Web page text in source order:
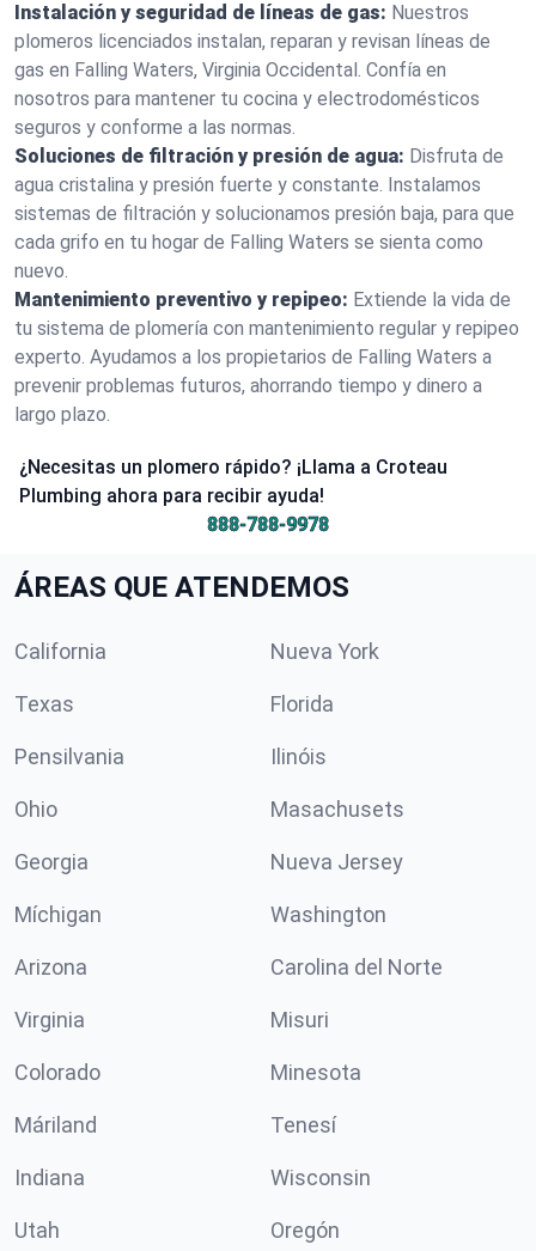
Instalación y seguridad de líneas de gas: Nuestros
plomeros licenciados instalan, reparan y revisan líneas de
gas en Falling Waters, Virginia Occidental. Confía en
nosotros para mantener tu cocina y electrodomésticos
seguros y conforme a las normas.
Soluciones de filtración y presión de agua: Disfruta de
agua cristalina y presión fuerte y constante. Instalamos
sistemas de filtración y solucionamos presión baja, para que
cada grifo en tu hogar de Falling Waters se sienta como
nuevo.
Mantenimiento preventivo y repipeo: Extiende la vida de
tu sistema de plomería con mantenimiento regular y repipeo
experto. Ayudamos a los propietarios de Falling Waters a
prevenir problemas futuros, ahorrando tiempo y dinero a
largo plazo.
¿Necesitas un plomero rápido? ¡Llama a Croteau
Plumbing ahora para recibir ayuda!
888-788-9978
ÁREAS QUE ATENDEMOS
California Nueva York
Texas Florida
Pensilvania Ilinóis
Ohio Masachusets
Georgia Nueva Jersey
Míchigan Washington
Arizona Carolina del Norte
Virginia Misuri
Colorado Minesota
Máriland Tenesí
Indiana Wisconsin
Utah Oregón